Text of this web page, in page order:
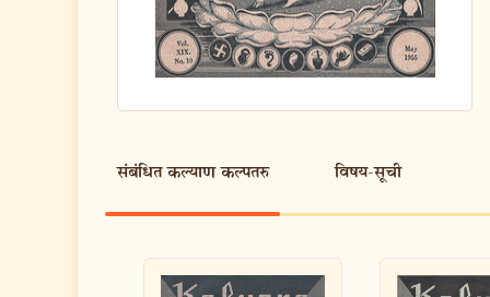
संबंधित कल्याण कल्पतरु विषय-सूची